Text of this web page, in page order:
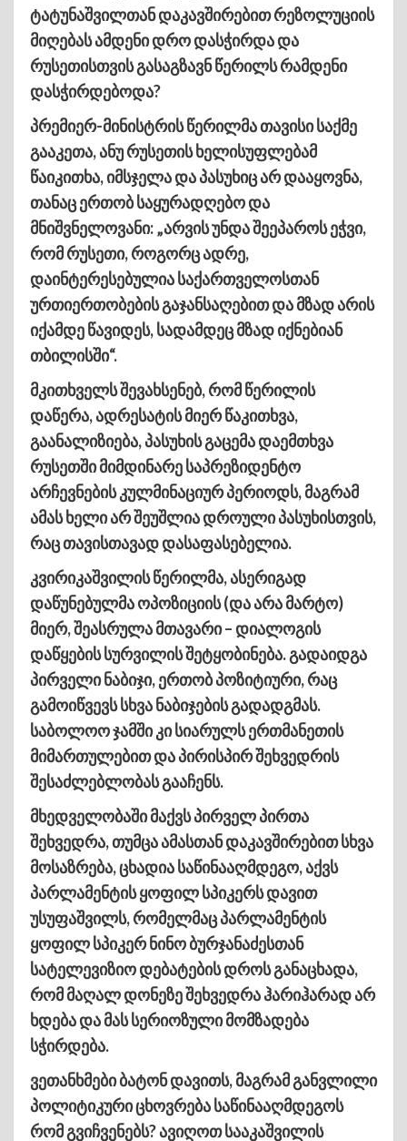
ტატუნაშვილთან დაკავშირებით რეზოლუციის
მიღებას ამდენი დრო დასჭირდა და
რუსეთისთვის გასაგზავნ წერილს რამდენი
დასჭირდებოდა?
პრემიერ-მინისტრის წერილმა თავისი საქმე
გააკეთა, ანუ რუსეთის ხელისუფლებამ
წაიკითხა, იმსჯელა და პასუხიც არ დააყოვნა,
თანაც ერთობ საყურადღებო და
მნიშვნელოვანი: „არვის უნდა შეეპაროს ეჭვი,
რომ რუსეთი, როგორც ადრე,
დაინტერესებულია საქართველოსთან
ურთიერთობების გაჯანსაღებით და მზად არის
იქამდე წავიდეს, სადამდეც მზად იქნებიან
თბილისში“.
მკითხველს შევახსენებ, რომ წერილის
დაწერა, ადრესატის მიერ წაკითხვა,
გაანალიზიება, პასუხის გაცემა დაემთხვა
რუსეთში მიმდინარე საპრეზიდენტო
არჩევნების კულმინაციურ პერიოდს, მაგრამ
ამას ხელი არ შეუშლია დროული პასუხისთვის,
რაც თავისთავად დასაფასებელია.
კვირიკაშვილის წერილმა, ასერიგად
დაწუნებულმა ოპოზიციის (და არა მარტო)
მიერ, შეასრულა მთავარი – დიალოგის
დაწყების სურვილის შეტყობინება. გადაიდგა
პირველი ნაბიჯი, ერთობ პოზიტიური, რაც
გამოიწვევს სხვა ნაბიჯების გადადგმას.
საბოლოო ჯამში კი სიარულს ერთმანეთის
მიმართულებით და პირისპირ შეხვედრის
შესაძლებლობას გააჩენს.
მხედველობაში მაქვს პირველ პირთა
შეხვედრა, თუმცა ამასთან დაკავშირებით სხვა
მოსაზრება, ცხადია საწინააღმდეგო, აქვს
პარლამენტის ყოფილ სპიკერს დავით
უსუფაშვილს, რომელმაც პარლამენტის
ყოფილ სპიკერ ნინო ბურჯანაძესთან
სატელევიზიო დებატების დროს განაცხადა,
რომ მაღალ დონეზე შეხვედრა ჰარიჰარად არ
ხდება და მას სერიოზული მომზადება
სჭირდება.
ვეთანხმები ბატონ დავითს, მაგრამ განვლილი
პოლიტიკური ცხოვრება საწინააღმდეგოს
რომ გვიჩვენებს? ავიღოთ სააკაშვილის